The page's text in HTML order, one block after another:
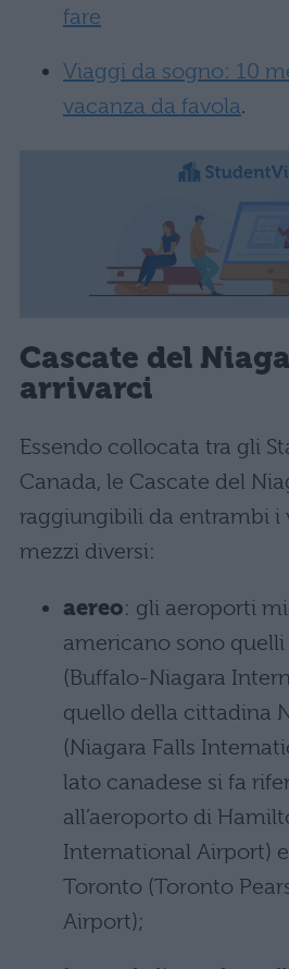
fare
Viaggi da sogno: 10
vacanza da favola.
Cascate del
arrivarci
Essendo collocata tra gli
Canada, le Cascate del
raggiungibili da entrambi i
mezzi diversi:
aereo: gli aeroporti
americano sono quelli
(Buffalo-Niagara
quello della cittadina
(Niagara Falls
lato canadese si fa
all’aeroporto di
International Airport)
Toronto (Toronto
Airport);